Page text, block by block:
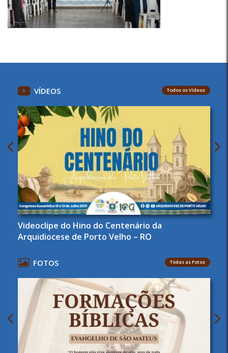
VÍDEOS Todos os Vídeos
Videoclipe do Hino do Centenário da
Arquidiocese de Porto Velho – RO
FOTOS Todas as Fotos